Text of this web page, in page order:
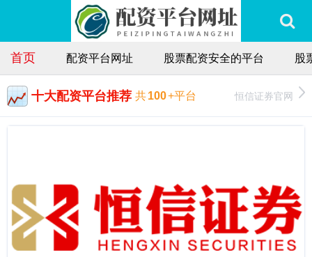
首页 配资平台网址 股票配资安全的平台 股
十大配资平台推荐 共100+平台 恒信证券官网